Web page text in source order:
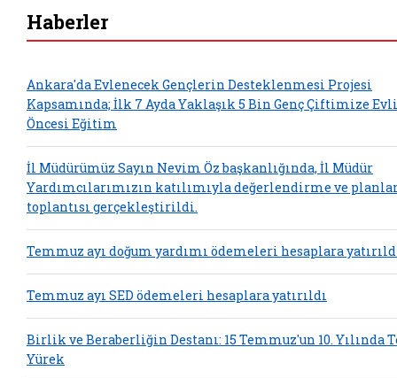
Haberler
Ankara'da Evlenecek Gençlerin Desteklenmesi Projesi
Kapsamında; İlk 7 Ayda Yaklaşık 5 Bin Genç Çiftimize
Öncesi Eğitim
İl Müdürümüz Sayın Nevim Öz başkanlığında, İl Müdür
Yardımcılarımızın katılımıyla değerlendirme ve
toplantısı gerçekleştirildi.
Temmuz ayı doğum yardımı ödemeleri hesaplara
Temmuz ayı SED ödemeleri hesaplara yatırıldı
Birlik ve Beraberliğin Destanı: 15 Temmuz'un 10. Yılında
Yürek